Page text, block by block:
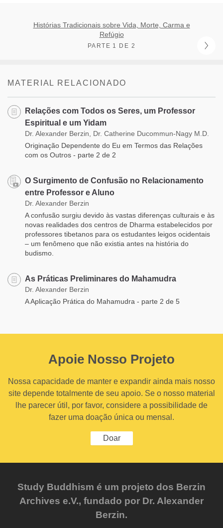
Histórias Tradicionais sobre Vida, Morte, Carma e
Refúgio
PARTE 1 DE 2
MATERIAL RELACIONADO
Relações com Todos os Seres, um Professor
Espiritual e um Yidam
Dr. Alexander Berzin, Dr. Catherine Ducommun-Nagy M.D.
Originação Dependente do Eu em Termos das Relações
com os Outros - parte 2 de 2
O Surgimento de Confusão no Relacionamento
entre Professor e Aluno
Dr. Alexander Berzin
A confusão surgiu devido às vastas diferenças culturais e às
novas realidades dos centros de Dharma estabelecidos por
professores tibetanos para os estudantes leigos ocidentais
– um fenômeno que não existia antes na história do
budismo.
As Práticas Preliminares do Mahamudra
Dr. Alexander Berzin
A Aplicação Prática do Mahamudra - parte 2 de 5
Apoie Nosso Projeto
Nossa capacidade de manter e expandir ainda mais nosso
site depende totalmente de seu apoio. Se o nosso material
lhe parecer útil, por favor, considere a possibilidade de
fazer uma doação única ou mensal.
Doar
Study Buddhism é um projeto dos Berzin
Archives e.V., fundado por Dr. Alexander
Berzin.